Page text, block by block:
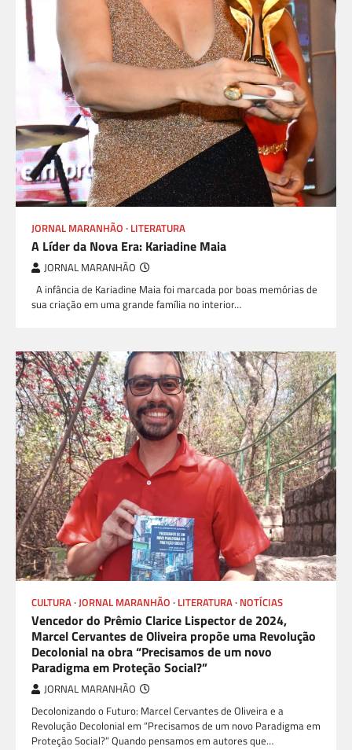
JORNAL MARANHÃO LITERATURA
A Líder da Nova Era: Kariadine Maia
JORNAL MARANHÃO
A infância de Kariadine Maia foi marcada por boas memórias de
sua criação em uma grande família no interior…
CULTURA JORNAL MARANHÃO LITERATURA NOTÍCIAS
Vencedor do Prêmio Clarice Lispector de 2024,
Marcel Cervantes de Oliveira propõe uma Revolução
Decolonial na obra “Precisamos de um novo
Paradigma em Proteção Social?”
JORNAL MARANHÃO
Decolonizando o Futuro: Marcel Cervantes de Oliveira e a
Revolução Decolonial em “Precisamos de um novo Paradigma em
Proteção Social?” Quando pensamos em autores que…